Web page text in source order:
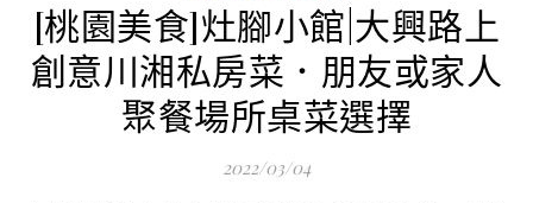
[桃園美食]灶腳小館|大興路上
創意川湘私房菜．朋友或家人
聚餐場所桌菜選擇
2022/03/04